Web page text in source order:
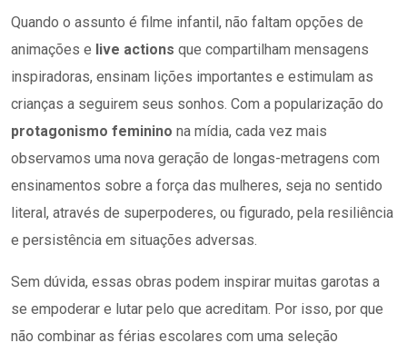
Quando o assunto é filme infantil, não faltam opções de
animações e live actions que compartilham mensagens
inspiradoras, ensinam lições importantes e estimulam as
crianças a seguirem seus sonhos. Com a popularização do
protagonismo feminino na mídia, cada vez mais
observamos uma nova geração de longas-metragens com
ensinamentos sobre a força das mulheres, seja no sentido
literal, através de superpoderes, ou figurado, pela resiliência
e persistência em situações adversas.
Sem dúvida, essas obras podem inspirar muitas garotas a
se empoderar e lutar pelo que acreditam. Por isso, por que
não combinar as férias escolares com uma seleção